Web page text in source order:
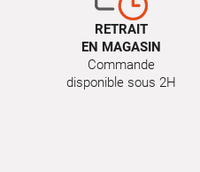
RETRAIT
EN MAGASIN
Commande
disponible sous 2H